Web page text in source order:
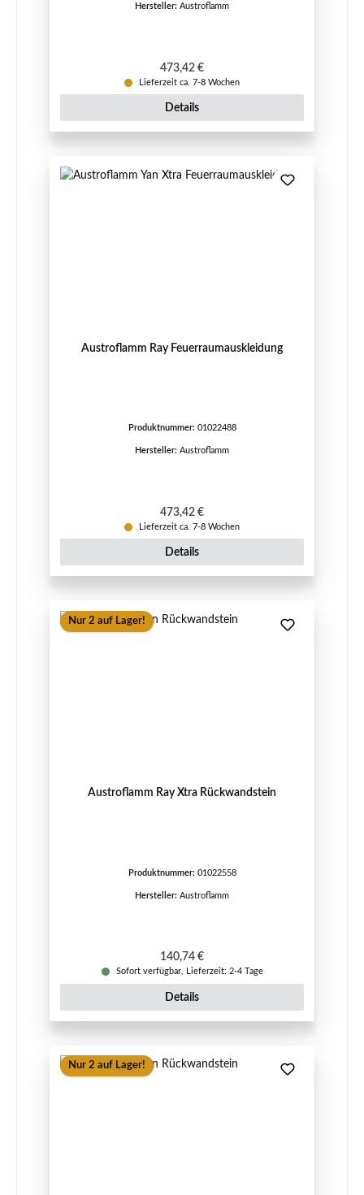
Hersteller: Austroflamm
Regulärer Preis:
473,42 €
Lieferzeit ca. 7-8 Wochen
Details
Austroflamm Ray Feuerraumauskleidung
Produktnummer: 01022488
Hersteller: Austroflamm
Regulärer Preis:
473,42 €
Lieferzeit ca. 7-8 Wochen
Details
Nur 2 auf Lager!
Austroflamm Ray Xtra Rückwandstein
Produktnummer: 01022558
Hersteller: Austroflamm
Regulärer Preis:
140,74 €
Sofort verfügbar, Lieferzeit: 2-4 Tage
Details
Nur 2 auf Lager!